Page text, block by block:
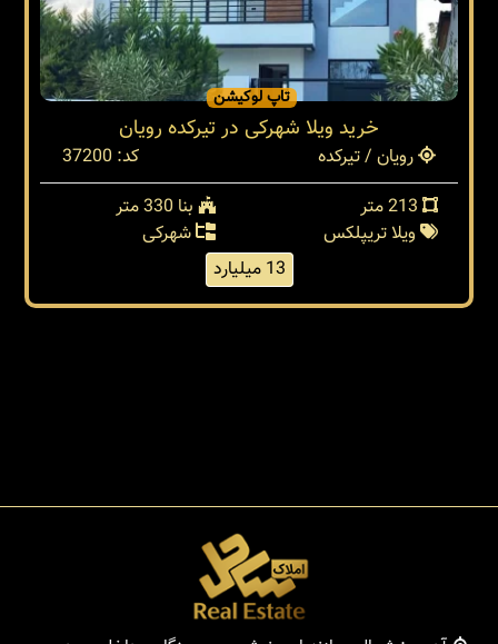
تاپ لوکیشن
خرید ویلا شهرکی در تیرکده رویان
رویان / تیرکده
کد: 37200
بنا 330 متر
ویلا تریپلکس
شهرکی
13 میلیارد